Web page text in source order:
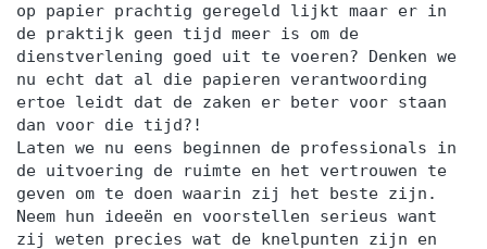
op papier prachtig geregeld lijkt maar er in
de praktijk geen tijd meer is om de
dienstverlening goed uit te voeren? Denken we
nu echt dat al die papieren verantwoording
ertoe leidt dat de zaken er beter voor staan
dan voor die tijd?!
Laten we nu eens beginnen de professionals in
de uitvoering de ruimte en het vertrouwen te
geven om te doen waarin zij het beste zijn.
Neem hun ideeën en voorstellen serieus want
zij weten precies wat de knelpunten zijn en